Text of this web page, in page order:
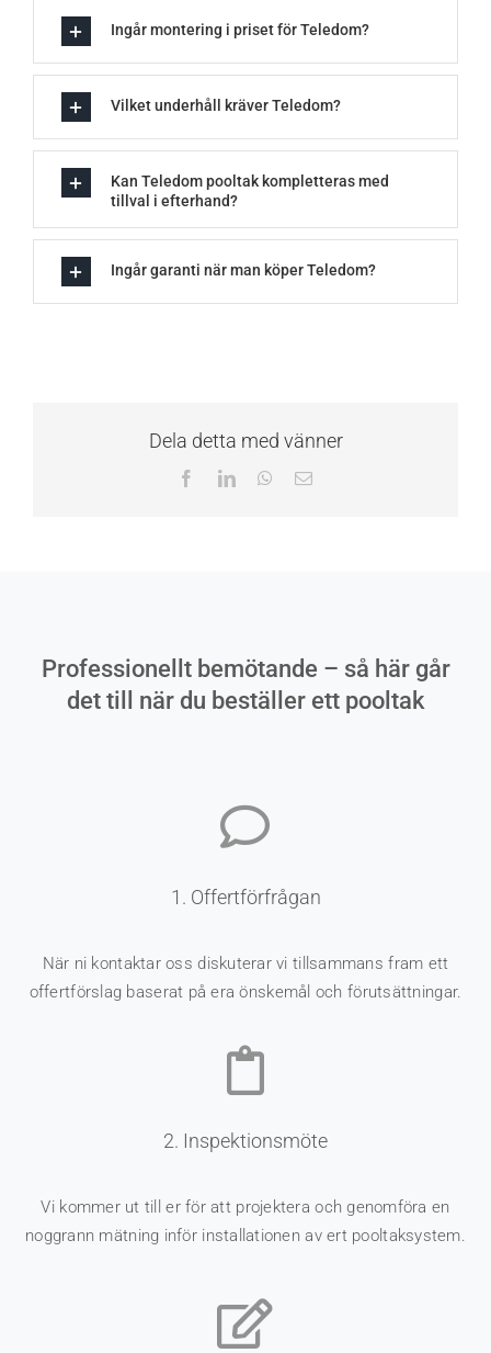
Ingår montering i priset för Teledom?
Vilket underhåll kräver Teledom?
Kan Teledom pooltak kompletteras med
tillval i efterhand?
Ingår garanti när man köper Teledom?
Dela detta med vänner
FacebookLinkedInWhatsApp
E-
Professionellt bemötande – så här går
det till när du beställer ett pooltak
1. Offertförfrågan
När ni kontaktar oss diskuterar vi tillsammans fram ett
offertförslag baserat på era önskemål och förutsättningar.
2. Inspektionsmöte
Vi kommer ut till er för att projektera och genomföra en
noggrann mätning inför installationen av ert pooltaksystem.